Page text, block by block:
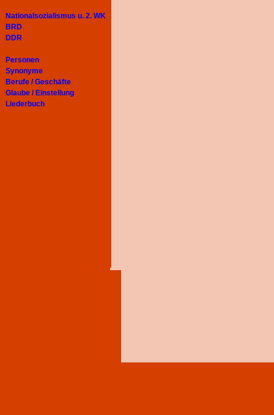
Nationalsozialismus u. 2. WK
BRD
DDR
Personen
Synonyme
Berufe / Geschäfte
Glaube / Einstellung
Liederbuch